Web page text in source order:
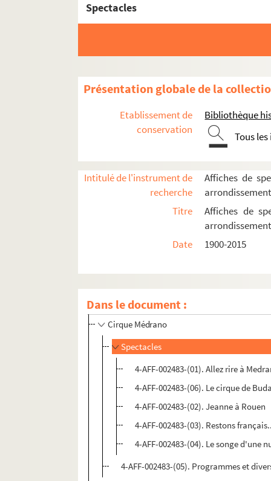
Spectacles
Présentation globale de la
Etablissement de
conservation
Bibliothèque
Tous
Intitulé de l'instrument de
recherche
Affiches de
Titre
Affiches de
Date
1900-2015
Dans le document :
16e arrondissement
17e arrondissement
18e arrondissement
Les Abbesses
Arènes de Montmartre
Art et Action
Bal du Moulin Rouge
Chapiteau Romanès
La Cigale
Ciné 13 Théâtre. Ciné-Théâtre du Moulin
Cirque Médrano
Spectacles
4-AFF-002483-(01). Allez rire à
4-AFF-002483-(06). Le cirque de
4-AFF-002483-(02). Jeanne à Rouen
4-AFF-002483-(03). Restons
4-AFF-002483-(04). Le songe d'une
4-AFF-002483-(05). Programmes et